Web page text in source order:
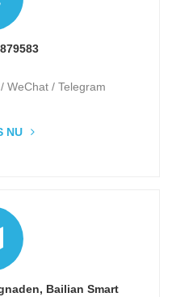
WeChat / Telegram
NU
Bailian Smart